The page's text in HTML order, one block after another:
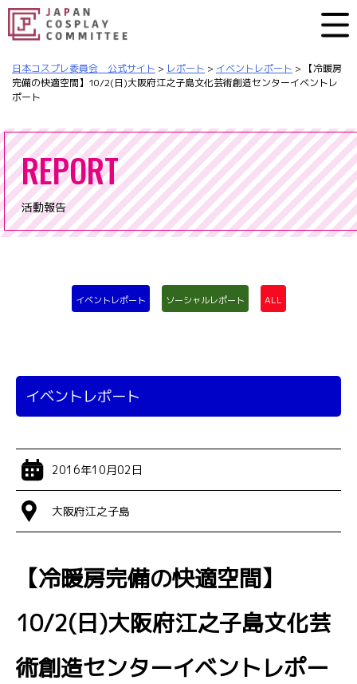
日本コスプレ委員会 公式サイト > レポート > イベントレポート >
【冷暖房
完備の快適空間】10/2(日)大阪府江之子島文化芸術創造センターイベントレ
ポート
REPORT
活動報告
イベントレポート ソーシャルレポート ALL
イベントレポート
2016年10月02日
大阪府江之子島
【冷暖房完備の快適空間】
10/2(日)大阪府江之子島文化芸
術創造センターイベントレポー